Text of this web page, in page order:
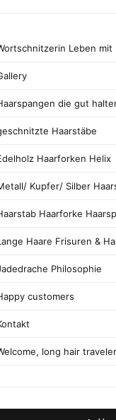
Leben mit
die gut
Haarstäbe
Haarforken Helix
Kupfer/ Silber
Haarforke
Haare Frisuren &
Philosophie
customers
long hair